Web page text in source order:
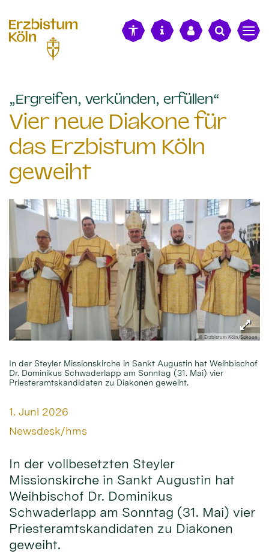
„Ergreifen, verkünden, erfüllen“
Vier neue Diakone für
das Erzbistum Köln
geweiht
© Erzbistum Köln/Schoon
In der Steyler Missionskirche in Sankt Augustin hat Weihbischof
Dr. Dominikus Schwaderlapp am Sonntag (31. Mai) vier
Priesteramtskandidaten zu Diakonen geweiht.
Datum:
1. Juni 2026
Von:
Newsdesk/hms
In der vollbesetzten Steyler
Missionskirche in Sankt Augustin hat
Weihbischof Dr. Dominikus
Schwaderlapp am Sonntag (31. Mai) vier
Priesteramtskandidaten zu Diakonen
geweiht.